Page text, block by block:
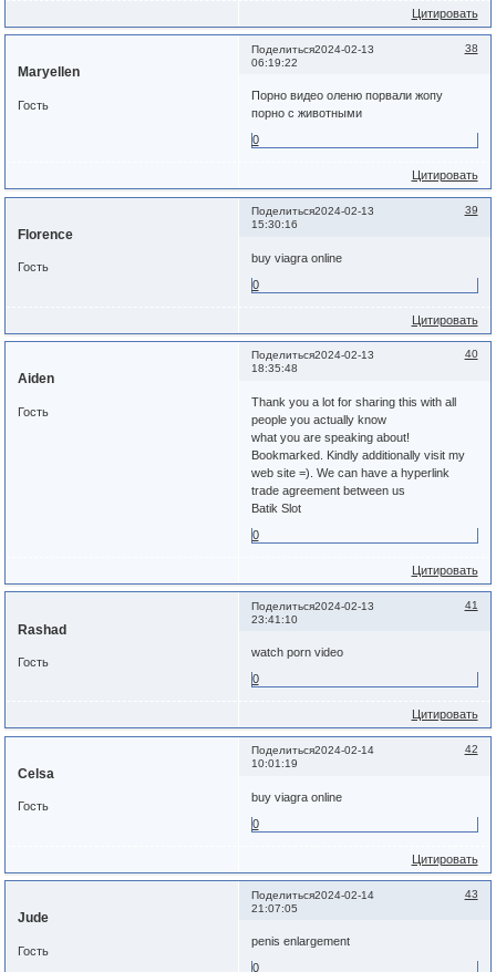
Цитировать
Поделиться 38
2024-02-13
06:19:22
Maryellen
Гость
Порно видео оленю порвали жопу
порно с животными
0
Цитировать
Поделиться 39
2024-02-13
15:30:16
Florence
Гость
buy viagra online
0
Цитировать
Поделиться 40
2024-02-13
18:35:48
Aiden
Гость
Thank you a lot for sharing this with all
people you actually know
what you are speaking about!
Bookmarked. Kindly additionally visit my
web site =). We can have a hyperlink
trade agreement between us
Batik Slot
0
Цитировать
Поделиться 41
2024-02-13
23:41:10
Rashad
Гость
watch porn video
0
Цитировать
Поделиться 42
2024-02-14
10:01:19
Celsa
Гость
buy viagra online
0
Цитировать
Поделиться 43
2024-02-14
21:07:05
Jude
Гость
penis enlargement
0